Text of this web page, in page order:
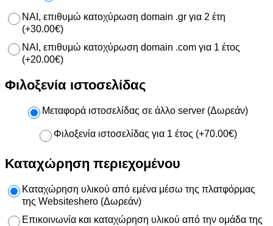
ΝΑΙ, επιθυμώ κατοχύρωση domain .gr για 2 έτη
(+30.00€)
NAI, επιθυμώ κατοχύρωση domain .com για 1 έτος
(+20.00€)
Φιλοξενία ιστοσελίδας
Μεταφορά ιστοσελίδας σε άλλο server (Δωρεάν)
Φιλοξενία ιστοσελίδας για 1 έτος (+70.00€)
Καταχώρηση περιεχομένου
Καταχώρηση υλικού από εμένα μέσω της πλατφόρμας
της Websiteshero (Δωρεάν)
Επικοινωνία και καταχώρηση υλικού από την ομάδα της